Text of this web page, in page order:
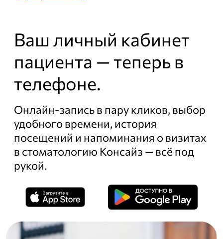
Ваш личный кабинет
пациента — теперь в
телефоне.
Онлайн-запись в пару кликов, выбор
удобного времени, история
посещений и напоминания о визитах
в стоматологию Консайз — всё под
рукой.